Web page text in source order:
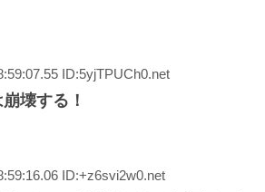
ID:5yjTPUCh0.net
壊する！
ID:+z6svi2w0.net